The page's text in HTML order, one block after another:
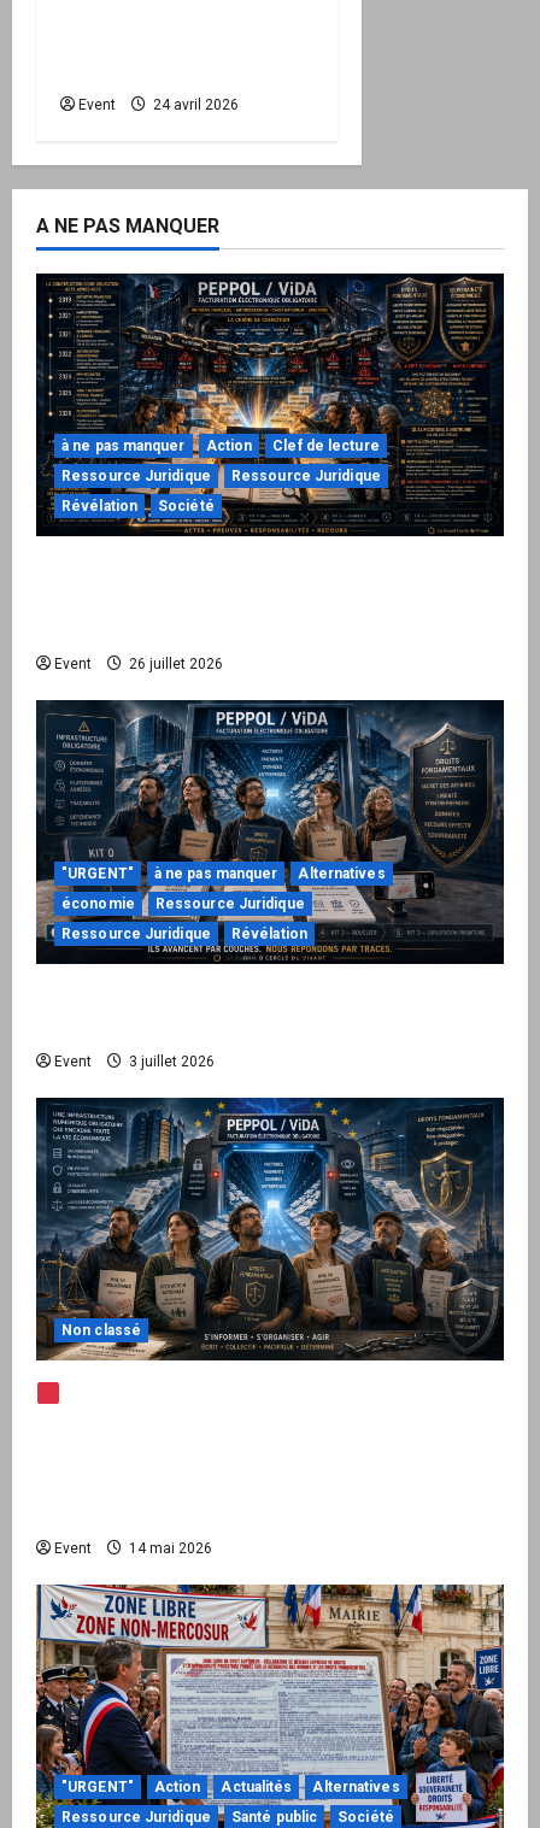
Event 24 avril 2026
A NE PAS MANQUER
à ne pas manquer Action
Clef de lecture
Ressource Juridique
Ressource Juridique
Révélation
Société
Event 26 juillet 2026
"URGENT" à ne pas manquer
Alternatives
économie
Ressource Juridique
Ressource Juridique
Révélation
Event 3 juillet 2026
Non classé
Event 14 mai 2026
"URGENT" Action Actualités
Alternatives
Ressource Juridique
Santé public Société